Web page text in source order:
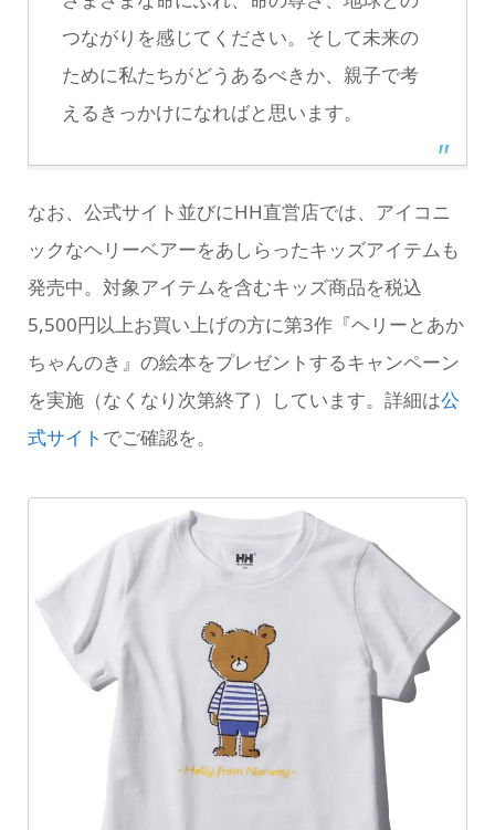
つながりを感じてください。そして未来の
ために私たちがどうあるべきか、親子で考
えるきっかけになればと思います。
なお、公式サイト並びにHH直営店では、アイコニ
ックなヘリーベアーをあしらったキッズアイテムも
発売中。対象アイテムを含むキッズ商品を税込
5,500円以上お買い上げの方に第3作『ヘリーとあか
ちゃんのき』の絵本をプレゼントするキャンペーン
を実施（なくなり次第終了）しています。詳細は公
式サイト でご確認を。